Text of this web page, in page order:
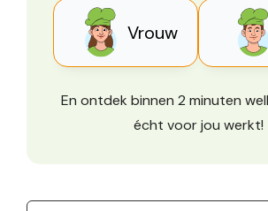
Vrouw
En ontdek binnen 2 minuten
écht voor jou werkt!